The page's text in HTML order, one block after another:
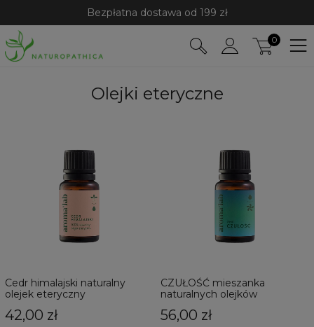
Bezpłatna dostawa od 199 zł
0
Olejki eteryczne
Cedr himalajski naturalny
olejek eteryczny
42,00 zł
CZUŁOŚĆ mieszanka
naturalnych olejków
56,00 zł